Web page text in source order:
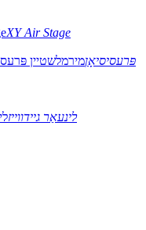
XY Air Stage
פּרעסיסיאָן
לינעאַר גיידווייז